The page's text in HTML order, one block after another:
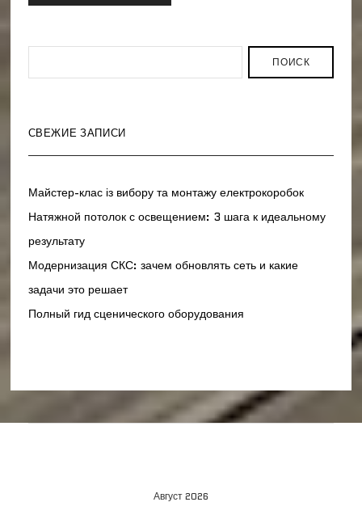
ПОИСК
СВЕЖИЕ ЗАПИСИ
Майстер-клас із вибору та монтажу електрокоробок
Натяжной потолок с освещением: 3 шага к идеальному
результату
Модернизация СКС: зачем обновлять сеть и какие
задачи это решает
Полный гид сценического оборудования
Август 2026